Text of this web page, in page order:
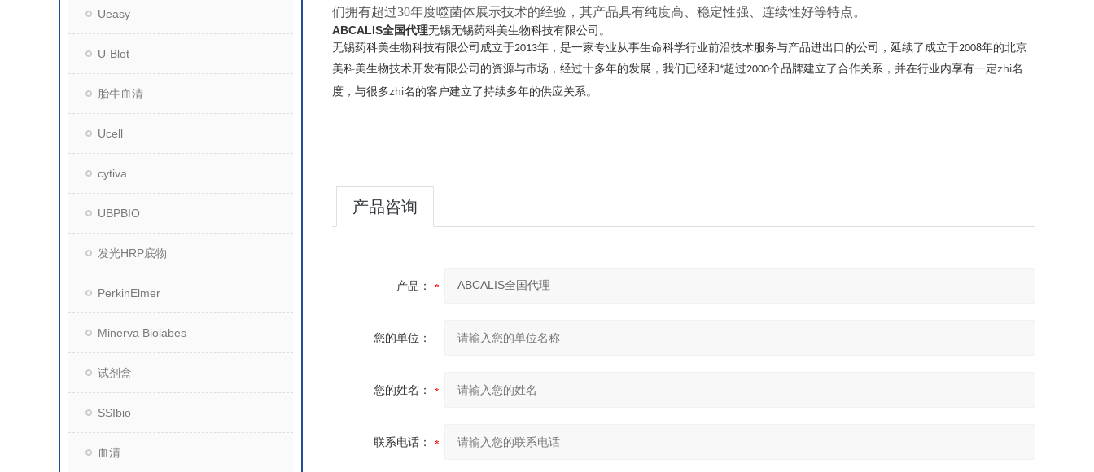
Ueasy
U-Blot
胎牛血清
Ucell
cytiva
UBPBIO
发光HRP底物
PerkinElmer
Minerva Biolabes
试剂盒
SSIbio
血清
们拥有超过30年度噬菌体展示技术的经验，其产品具有纯度高、稳定性强、连续性好等特点。
ABCALIS全国代理无锡无锡药科美生物科技有限公司。
无锡药科美生物科技有限公司成立于2013年，是一家专业从事生命科学行业前沿技术服务与产品进出口的公司，延续了成立于2008年的北京
美科美生物技术开发有限公司的资源与市场，经过十多年的发展，我们已经和*超过2000个品牌建立了合作关系，并在行业内享有一定zhi名
度，与很多zhi名的客户建立了持续多年的供应关系。
产品咨询
产品：
您的单位：
您的姓名：
联系电话：